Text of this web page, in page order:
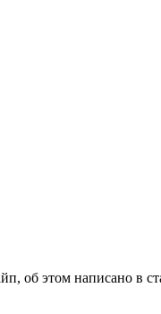
об этом написано в